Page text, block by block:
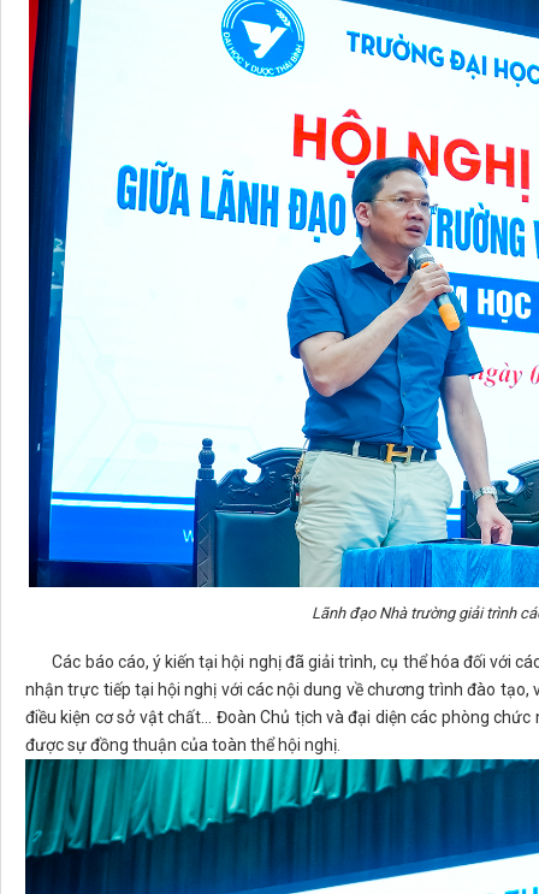
Lãnh đạo Nhà trường giải trình
Các báo cáo, ý kiến tại hội nghị đã giải trình, cụ thể hóa đối với
nhận trực tiếp tại hội nghị với các nội dung về chương trình đào tạo,
điều kiện cơ sở vật chất... Đoàn Chủ tịch và đại diện các phòng
được sự đồng thuận của toàn thể hội nghị.